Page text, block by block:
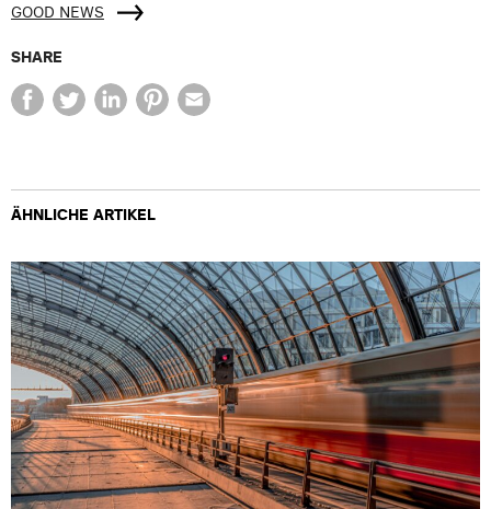
GOOD NEWS
SHARE
ÄHNLICHE ARTIKEL